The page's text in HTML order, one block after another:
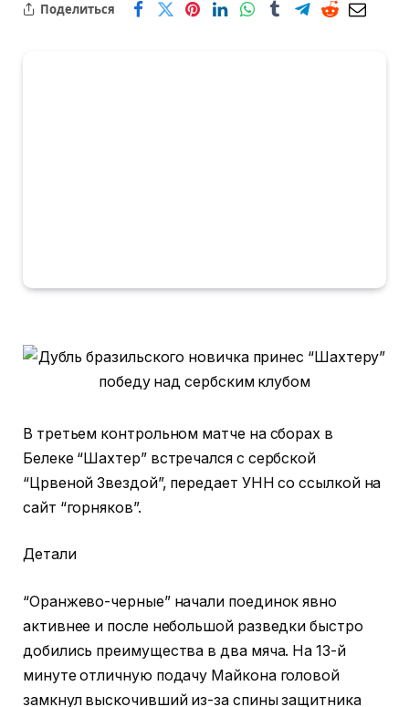
Поделиться
В третьем контрольном матче на сборах в
Белеке “Шахтер” встречался с сербской
“Црвеной Звездой”, передает УНН со ссылкой на
сайт “горняков”.
Детали
“Оранжево-черные” начали поединок явно
активнее и после небольшой разведки быстро
добились преимущества в два мяча. На 13-й
минуте отличную подачу Майкона головой
замкнул выскочивший из-за спины защитника